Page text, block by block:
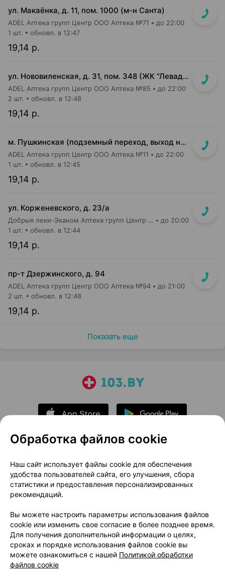
ул. Макаёнка, д. 11, пом. 1000 (м-н Санта)
ADEL Аптека групп Центр ООО Аптека №71 до 22:00
19,14 р.
1 шт. обновл. в 12:47
ул. Нововиленская, д. 31, пом. 348 (ЖК "Левада")
ADEL Аптека групп Центр ООО Аптека №85 до 22:00
19,14 р.
2 шт. обновл. в 12:48
м. Пушкинская (подземный переход, выход на гостиницу "Орбита")
ADEL Аптека групп Центр ООО Аптека №11 до 22:00
19,14 р.
1 шт. обновл. в 12:45
ул. Корженевского, д. 23/а
Добрыя леки-Эканом Аптека групп Центр ООО Аптека №6 до 20:00
19,14 р.
1 шт. обновл. в 12:44
пр-т Дзержинского, д. 94
ADEL Аптека групп Центр ООО Аптека №94 до 21:00
19,14 р.
2 шт. обновл. в 12:48
Показать еще
О проекте
Новости проекта
Размещение рекламы
Медицинский маркетинг
Публичный договор
Доставка
Способы оплаты
Вакансии
Партнеры
Написать руководителю 103.by
Написать в поддержку
Персональные настройки Cookie
Обработка файлов cookie
Наш сайт использует файлы cookie для обеспечения
удобства пользователей сайта, его улучшения, сбора
статистики и предоставления персонализированных
рекомендаций.
Вы можете настроить параметры использования файлов
cookie или изменить свое согласие в более позднее время.
Для получения дополнительной информации о целях,
сроках и порядке использования файлов cookie вы
можете ознакомиться с нашей Политикой обработки
файлов cookie